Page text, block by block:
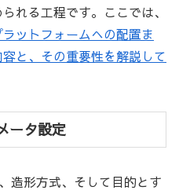
れる工程です。ここでは、
ットフォームへの配置ま
と、その重要性を解説して
ータ設定
造形方式、そして目的とす